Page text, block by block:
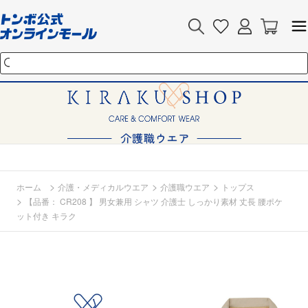
ホーム > 介護・メディカルウエア > 介護職ウエア > トップス
>
【品番： CR208 】 男女兼用 シャツ 介護士 しっかり素材 丈長 腰ポケ
ット付き キラク